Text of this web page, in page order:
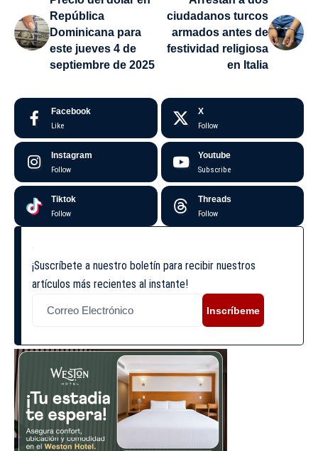
República
Dominicana para
este jueves 4 de
septiembre de 2025
ciudadanos turcos
armados antes de
festividad religiosa
en Italia
Facebook
Like
X
Follow
Instagram
Follow
Youtube
Subscribe
Tiktok
Follow
Threads
Follow
¡Suscríbete a nuestro boletín para recibir nuestros
artículos más recientes al instante!
Inscríbeme